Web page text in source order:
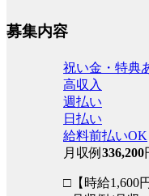
募集内容
祝い金・特典
高収入
週払い
日払い
給料前払いOK
月収例 336,200
□【時給1,600円